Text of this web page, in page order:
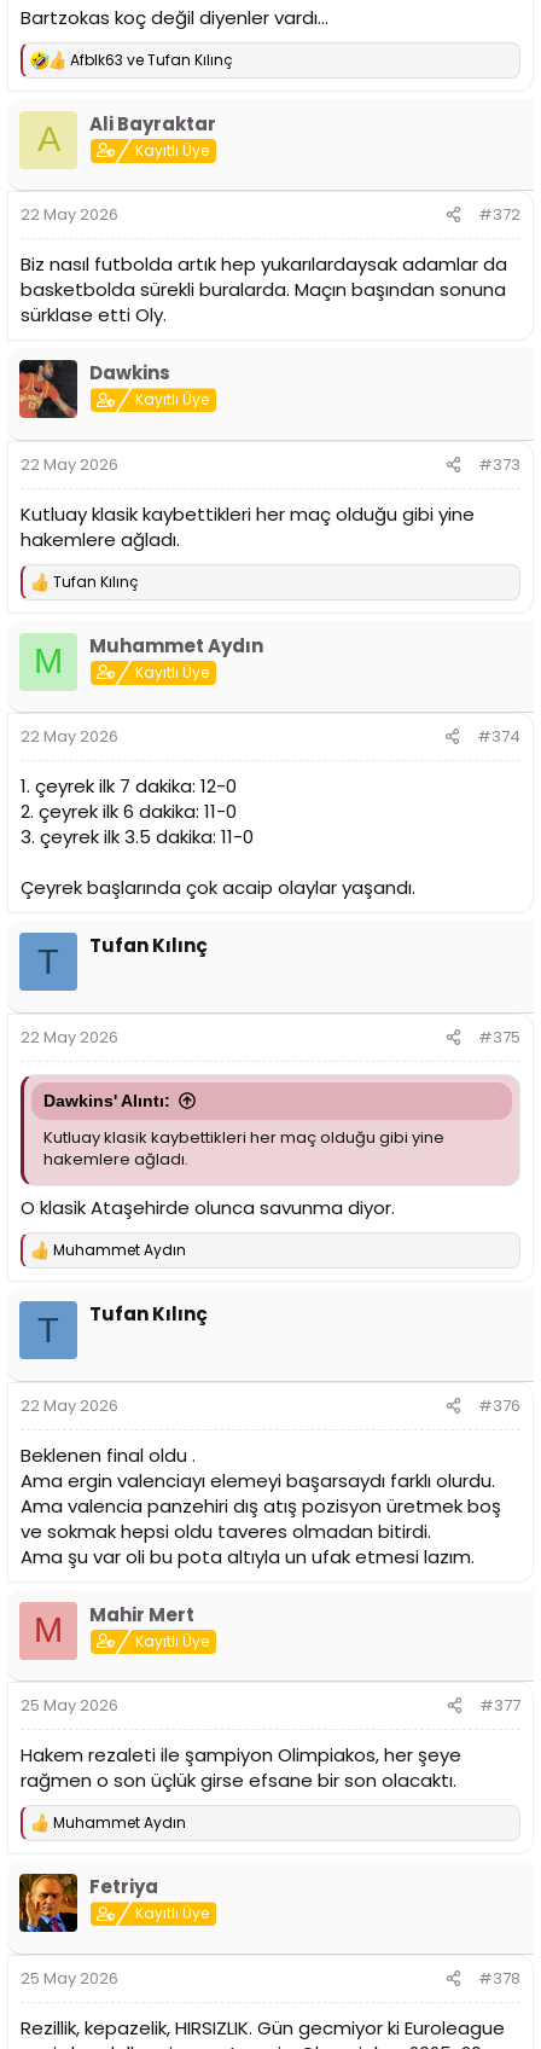
Bartzokas koç değil diyenler vardı...
T
:
Afblk63 veTufan Kılınç
A Ali Bayraktar
Kayıtlı Üye
22 May 2026 #372
Biz nasıl futbolda artık hep yukarılardaysak adamlar da
basketbolda sürekli buralarda. Maçın başından sonuna
sürklase etti Oly.
Dawkins
Kayıtlı Üye
22 May 2026 #373
Kutluay klasik kaybettikleri her maç olduğu gibi yine
hakemlere ağladı.
T
:
Tufan Kılınç
M Muhammet Aydın
Kayıtlı Üye
22 May 2026 #374
1. çeyrek ilk 7 dakika: 12-0
2. çeyrek ilk 6 dakika: 11-0
3. çeyrek ilk 3.5 dakika: 11-0
Çeyrek başlarında çok acaip olaylar yaşandı.
T Tufan Kılınç
22 May 2026 #375
Dawkins' Alıntı:
Kutluay klasik kaybettikleri her maç olduğu gibi yine
hakemlere ağladı.
O klasik Ataşehirde olunca savunma diyor.
T
p
l
:
Muhammet Aydın
T Tufan Kılınç
22 May 2026 #376
Beklenen final oldu .
Ama ergin valenciayı elemeyi başarsaydı farklı olurdu.
Ama valencia panzehiri dış atış pozisyon üretmek boş
ve sokmak hepsi oldu taveres olmadan bitirdi.
Ama şu var oli bu pota altıyla un ufak etmesi lazım.
M Mahir Mert
Kayıtlı Üye
25 May 2026 #377
Hakem rezaleti ile şampiyon Olimpiakos, her şeye
rağmen o son üçlük girse efsane bir son olacaktı.
T
p
k
i
l
:
Muhammet Aydın
Fetriya
Kayıtlı Üye
25 May 2026 #378
Rezillik, kepazelik, HIRSIZLIK. Gün gecmiyor ki Euroleague